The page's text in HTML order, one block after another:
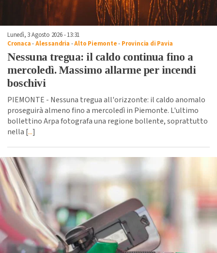
Lunedì, 3 Agosto 2026 - 13:31
Cronaca-Alessandria -Alto Piemonte- Provincia di Pavia
Nessuna tregua: il caldo continua fino a
mercoledì. Massimo allarme per incendi
boschivi
PIEMONTE - Nessuna tregua all'orizzonte: il caldo anomalo
proseguirà almeno fino a mercoledì in Piemonte. L'ultimo
bollettino Arpa fotografa una regione bollente, soprattutto
nella [...]